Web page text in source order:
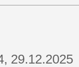
29.12.2025